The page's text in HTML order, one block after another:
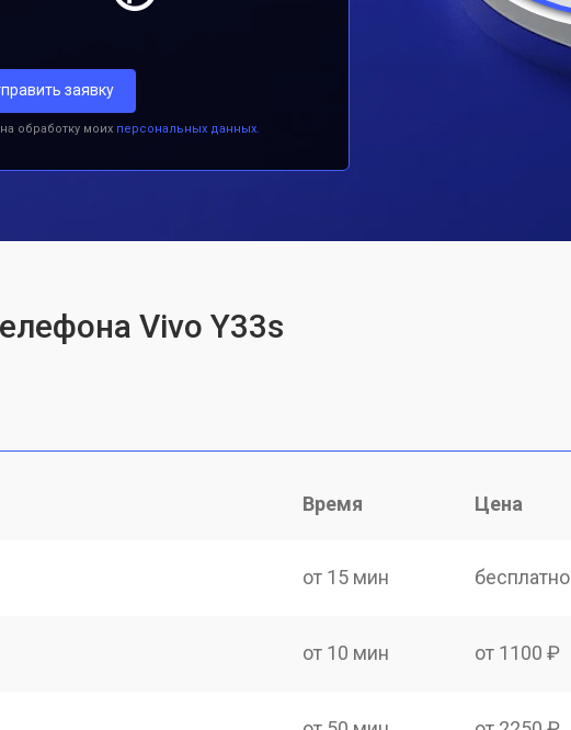
заявку
обработку моих персональных данных.
Vivo Y33s
Время Цена
от 15 мин бесплатно
от 10 мин от 1100 ₽